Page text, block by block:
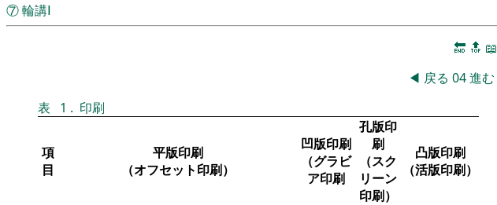
⑦輪講Ⅰ
🔚 🔝 📖
◀ 戻る 04進む
表
1 . 印刷
項
目
平版印刷
（オフセット印刷）
凹版印刷
（グラビ
ア印刷
孔版印
刷
（スク
リーン
印刷）
凸版印刷
（活版印刷）